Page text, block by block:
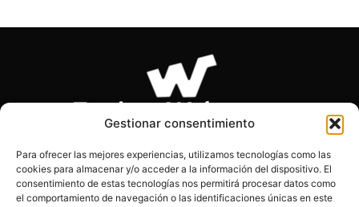
Gestionar consentimiento
Para ofrecer las mejores experiencias, utilizamos tecnologías como las
cookies para almacenar y/o acceder a la información del dispositivo. El
consentimiento de estas tecnologías nos permitirá procesar datos como
el comportamiento de navegación o las identificaciones únicas en este
SOBRE NOSOTROS